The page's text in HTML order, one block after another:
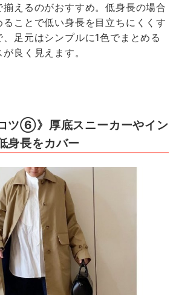
えるのがおすすめ。低身長の場合
ことで低い身長を目立ちにくくす
足元はシンプルに1色でまとめる
良く見えます。
ツ⑥》厚底スニーカーやイン
身長をカバー